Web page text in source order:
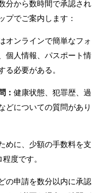
分から数時間で承認され
プでご案内します：
オンラインで簡単なフォ
個人情報、パスポート情
る必要がある。
： 健康状態、犯罪歴、過
どについての質問があり
めに、少額の手数料を支
度です。
の申請を数分以内に承認